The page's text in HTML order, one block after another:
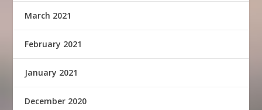
March 2021
February 2021
January 2021
December 2020